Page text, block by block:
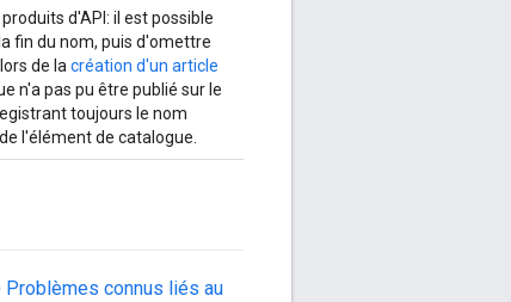
d'API: il est possible
fin du nom, puis d'omettre
de la création d'un article
n'a pas pu être publié sur le
toujours le nom
l'élément de catalogue.
Problèmes connus liés au